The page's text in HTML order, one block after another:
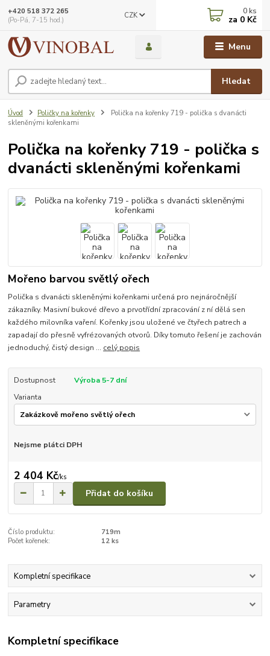
Menu
CZK
Hledat
+420 518 372 265
(Po-Pá, 7-15 hod.)
0 ks
za 0 Kč
Úvod Poličky na kořenky
Polička na kořenky 719 - polička s dvanácti
skleněnými kořenkami
Polička na kořenky 719 - polička s
dvanácti skleněnými kořenkami
Mořeno barvou světlý ořech
Polička s dvanácti skleněnými kořenkami určená pro nejnáročnější
zákazníky. Masivní bukové dřevo a prvotřídní zpracování z ní dělá sen
každého milovníka vaření. Kořenky jsou uložené ve čtyřech patrech a
zapadají do přesně vyfrézovaných otvorů. Díky tomuto řešení je zachován
jednoduchý, čistý design ... celý popis
Dostupnost
Výroba 5-7 dní
Varianta
Nejsme plátci DPH
2 404 Kč/ks
Přidat do košíku
Číslo produktu:
719m
Počet kořenek:
12 ks
Kompletní specifikace
Parametry
Kompletní specifikace